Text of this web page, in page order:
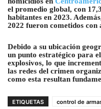
el promedio global, con
habitantes en 2023.
2022 fueron cometidos con
Debido a su ubicación
un punto estratégico para
explosivos, lo que
las redes del crimen
como esta resultan
ETIQUETAS control de